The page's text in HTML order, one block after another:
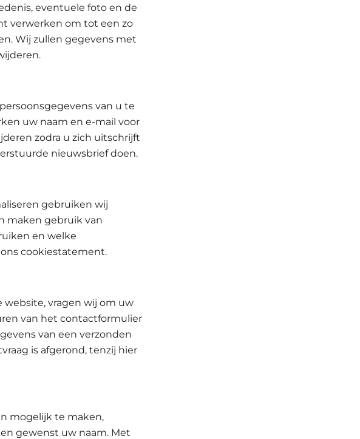
eventuele foto en de
verwerken om tot een zo
Wij zullen gegevens met
van u te
uw naam en e-mail voor
zodra u zich uitschrijft
nieuwsbrief doen.
gebruiken wij
maken gebruik van
en welke
cookiestatement.
vragen wij om uw
van het contactformulier
van een verzonden
is afgerond, tenzij hier
mogelijk te maken,
gewenst uw naam. Met